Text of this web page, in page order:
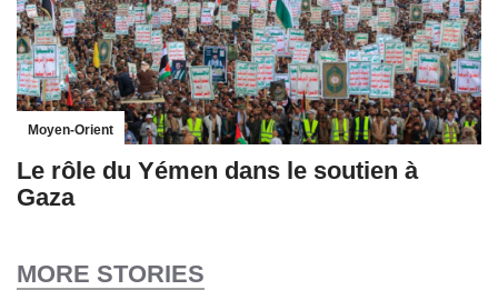
Moyen-Orient
Le rôle du Yémen dans le soutien à
Gaza
MORE STORIES